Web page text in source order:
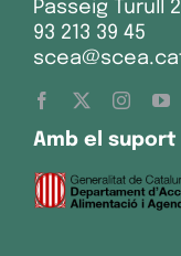
Passeig Turull
93 213 39 45
Amb el suport